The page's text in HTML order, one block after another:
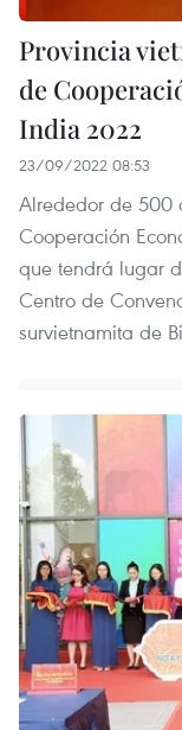
Provincia
de
India 2022
23/09/2022 08:53
Alrededor de 500
Cooperación
que tendrá lugar
Centro de
survietnamita de